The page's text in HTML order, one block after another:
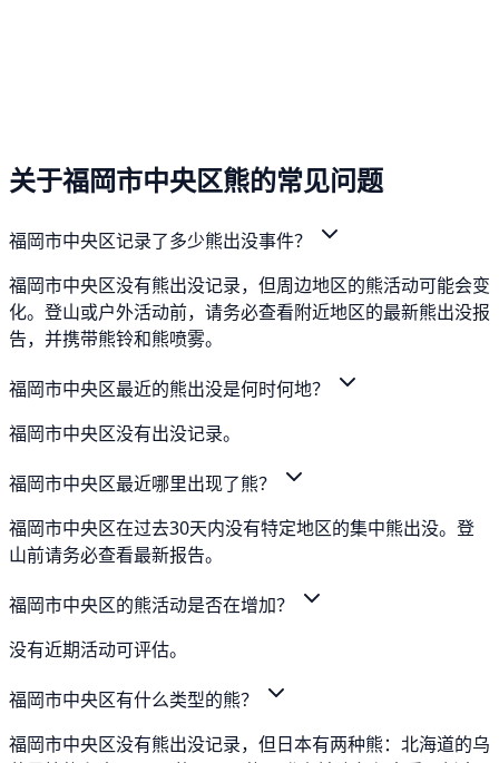
关于福岡市中央区熊的常见问题
福岡市中央区记录了多少熊出没事件？
福岡市中央区没有熊出没记录，但周边地区的熊活动可能会变
化。登山或户外活动前，请务必查看附近地区的最新熊出没报
告，并携带熊铃和熊喷雾。
福岡市中央区最近的熊出没是何时何地？
福岡市中央区没有出没记录。
福岡市中央区最近哪里出现了熊？
福岡市中央区在过去30天内没有特定地区的集中熊出没。登
山前请务必查看最新报告。
福岡市中央区的熊活动是否在增加？
没有近期活动可评估。
福岡市中央区有什么类型的熊？
福岡市中央区没有熊出没记录，但日本有两种熊：北海道的乌